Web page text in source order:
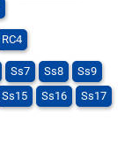
RC4
Ss7 Ss8
Ss9
Ss15 Ss16
Ss17